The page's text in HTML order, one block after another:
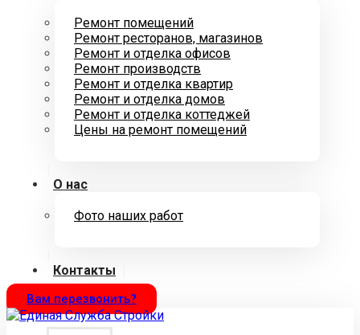
Ремонт помещений
Ремонт ресторанов, магазинов
Ремонт и отделкa офисов
Ремонт производств
Ремонт и отделкa квартир
Ремонт и отделка домов
Ремонт и отделка коттеджей
Цены на ремонт помещений
О нас
Фото наших работ
Контакты
Вам перезвонить?